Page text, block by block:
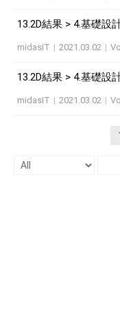
13.2D結果 > 4.基礎設
midasIT | 2021.03.02 |
13.2D結果 > 4.基礎設
midasIT | 2021.03.02 |
1